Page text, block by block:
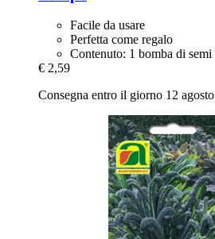
Facile da usare
Perfetta come regalo
Contenuto: 1 bomba di semi
€ 2,59
Consegna entro il giorno 12 agosto